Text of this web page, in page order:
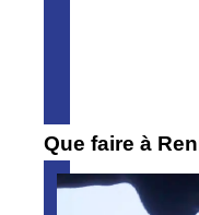
Que faire à